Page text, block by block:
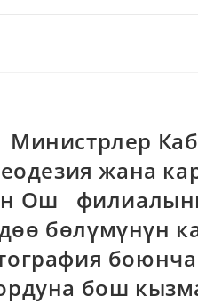
жана
Ош
бөлүмүнүн
бош